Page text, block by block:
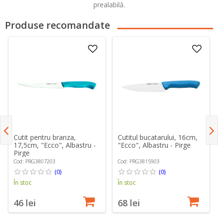
prealabilă.
Produse recomandate
Cutit pentru branza,
17,5cm, "Ecco", Albastru -
Pirge
Cod: PRG3807203
(0)
În stoc
46 lei
Cutitul bucatarului, 16cm,
"Ecco", Albastru - Pirge
Cod: PRG3815903
(0)
În stoc
68 lei